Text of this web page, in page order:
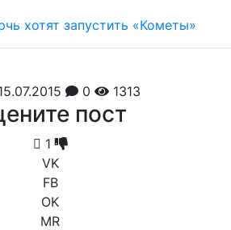
0 1313
пост
1
VK
FB
OK
MR